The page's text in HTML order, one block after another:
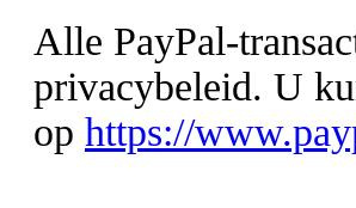
Alle PayPal-
privacybeleid. U
op https://